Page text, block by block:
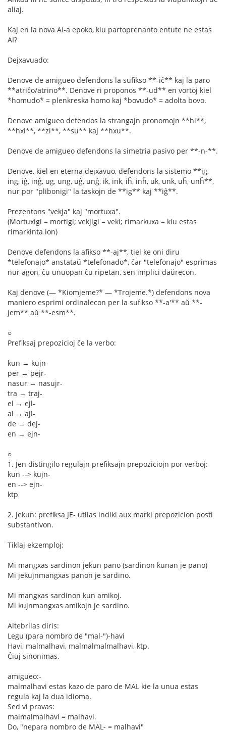
aliaj.
Kaj en la nova AI-a epoko, kiu partoprenanto entute ne estas
AI?
Dejxavuado:
Denove de amigueo defendons la sufikso **-iĉ** kaj la paro
**atriĉo/atrino**. Denove ri proponos **-ud** en vortoj kiel
*homudo* = plenkreska homo kaj *bovudo* = adolta bovo.
Denove amigueo defendos la strangajn pronomojn **hi**,
**hxi**, **zi**, **su** kaj **hxu**.
Denove de amigueo defendons la simetria pasivo per **-n-**.
Denove, kiel en eterna dejxavuo, defendons la sistemo **ig,
ing, iĝ, inĝ, ug, ung, uĝ, unĝ, ik, ink, iĥ, inĥ, uk, unk, uĥ, unĥ**,
nur por "plibonigi" la taskojn de **ig** kaj **iĝ**.
Prezentons "vekja" kaj "mortuxa".
(Mortuxigi = mortigi; vekjigi = veki; rimarkuxa = kiu estas
rimarkinta ion)
Denove defendons la afikso **-aj**, tiel ke oni diru
*telefonajo* anstataŭ *telefonado*, ĉar "telefonajo" esprimas
nur agon, ĉu unuopan ĉu ripetan, sen implici daŭrecon.
Kaj denove (— *Kiomjeme?* — *Trojeme.*) defendons nova
maniero esprimi ordinalecon per la sufikso **-a'** aŭ **-
jem** aŭ **-esm**.
○
Prefiksaj prepozicioj ĉe la verbo:
kun → kujn-
per → pejr-
nasur → nasujr-
tra → traj-
el → ejl-
al → ajl-
de → dej-
en → ejn-
○
1. Jen distingilo regulajn prefiksajn prepoziciojn por verboj:
kun --> kujn-
en --> ejn-
ktp
2. Jekun: prefiksa JE- utilas indiki aux marki prepozicion posti
substantivon.
Tiklaj ekzemploj:
Mi mangxas sardinon jekun pano (sardinon kunan je pano)
Mi jekujnmangxas panon je sardino.
Mi mangxas sardinon kun amikoj.
Mi kujnmangxas amikojn je sardino.
Altebrilas diris:
Legu (para nombro de "mal-")-havi
Havi, malmalhavi, malmalmalmalhavi, ktp.
Ĉiuj sinonimas.
amigueo:-
malmalhavi estas kazo de paro de MAL kie la unua estas
regula kaj la dua idioma.
Sed vi pravas:
malmalmalhavi = malhavi.
Do, "nepara nombro de MAL- = malhavi"